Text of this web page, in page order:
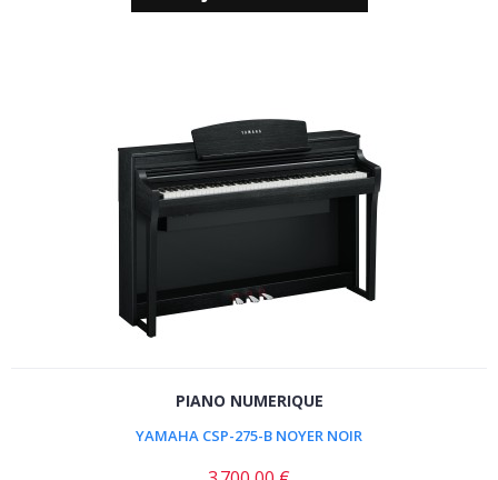
PIANO NUMERIQUE
YAMAHA CSP-275-B NOYER NOIR